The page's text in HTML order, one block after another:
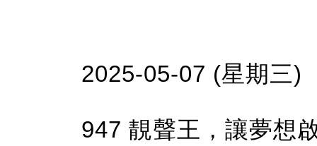
2025-05-07 (星期三)
947 靚聲王，讓夢想